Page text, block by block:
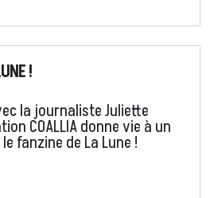
!
la journaliste Juliette
COALLIA donne vie à un
fanzine de La Lune !